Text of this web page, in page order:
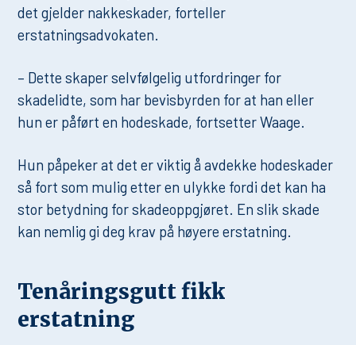
det gjelder nakkeskader, forteller
erstatningsadvokaten.
– Dette skaper selvfølgelig utfordringer for
skadelidte, som har bevisbyrden for at han eller
hun er påført en hodeskade, fortsetter Waage.
Hun påpeker at det er viktig å avdekke hodeskader
så fort som mulig etter en ulykke fordi det kan ha
stor betydning for skadeoppgjøret. En slik skade
kan nemlig gi deg krav på høyere erstatning.
Tenåringsgutt fikk
erstatning